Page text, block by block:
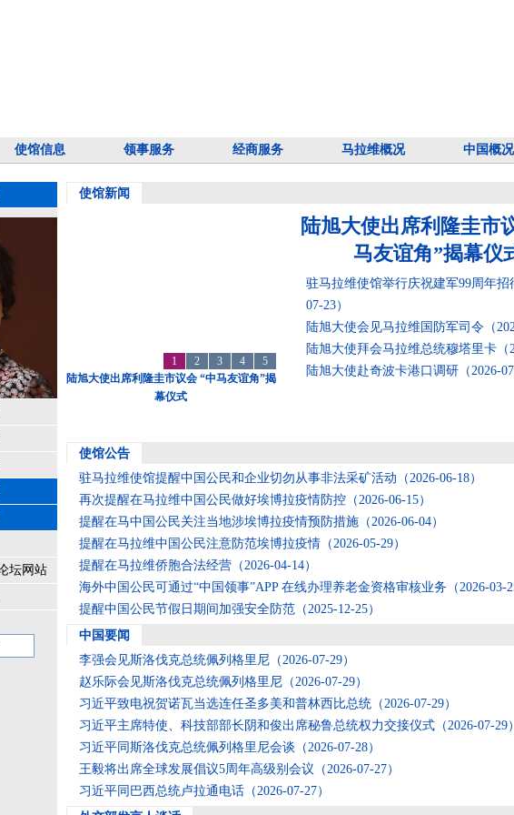
使馆信息 领事服务 经商服务 马拉维概况 中国概况
坛网站
使馆新闻
1 2 3 4
5
陆旭大使出席利隆圭市议会 “中马友谊角”揭
幕仪式
陆旭大使出席利隆圭市
马友谊角”揭幕仪
驻马拉维使馆举行庆祝建军99周年招
07-23）
陆旭大使会见马拉维国防军司令（
陆旭大使拜会马拉维总统穆塔里卡（
陆旭大使赴奇波卡港口调研（2026-
使馆公告
驻马拉维使馆提醒中国公民和企业切勿从事非法采矿活动 （2026-06-18）
再次提醒在马拉维中国公民做好埃博拉疫情防控（2026-06-15）
提醒在马中国公民关注当地涉埃博拉疫情预防措施（2026-06-04）
提醒在马拉维中国公民注意防范埃博拉疫情（2026-05-29）
提醒在马拉维侨胞合法经营（2026-04-14）
海外中国公民可通过“中国领事”APP 在线办理养老金资格审核业务 （2026-03-
提醒中国公民节假日期间加强安全防范（2025-12-25）
中国要闻
李强会见斯洛伐克总统佩列格里尼（2026-07-29）
赵乐际会见斯洛伐克总统佩列格里尼（2026-07-29）
习近平致电祝贺诺瓦当选连任圣多美和普林西比总统（2026-07-29）
习近平主席特使、科技部部长阴和俊出席秘鲁总统权力交接仪式（2026-07-29）
习近平同斯洛伐克总统佩列格里尼会谈 （2026-07-28）
王毅将出席全球发展倡议5周年高级别会议 （2026-07-27）
习近平同巴西总统卢拉通电话（2026-07-27）